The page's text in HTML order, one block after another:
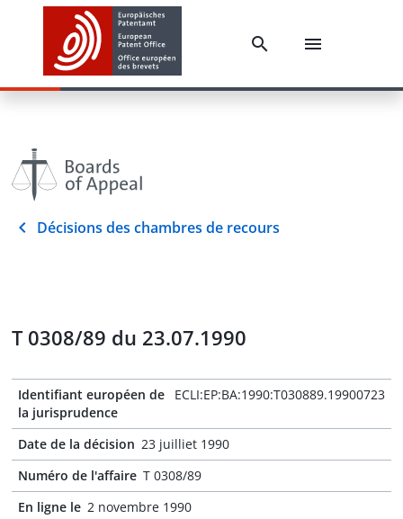
Décisions des chambres de recours
T 0308/89 du 23.07.1990
Identifiant européen de
la jurisprudence
ECLI:EP:BA:1990:T030889.19900723
Date de la décision 23 juilliet 1990
Numéro de l'affaire T 0308/89
En ligne le 2 novembre 1990